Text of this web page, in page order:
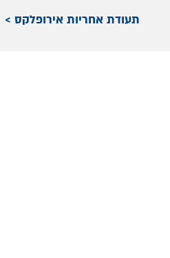
תעודת אחריות אירופלקס >